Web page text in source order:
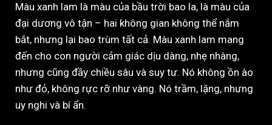
Màu xanh lam là màu của bầu trời bao la, là màu của
đại dương vô tận – hai không gian không thể nắm
bắt, nhưng lại bao trùm tất cả. Màu xanh lam mang
đến cho con người cảm giác dịu dàng, nhẹ nhàng,
nhưng cũng đầy chiều sâu và suy tư. Nó không ồn ào
như đỏ, không rực rỡ như vàng. Nó trầm, lặng, nhưng
uy nghi và bí ẩn.